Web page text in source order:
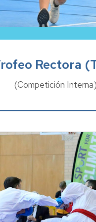
Rectora
(Competición Interna)